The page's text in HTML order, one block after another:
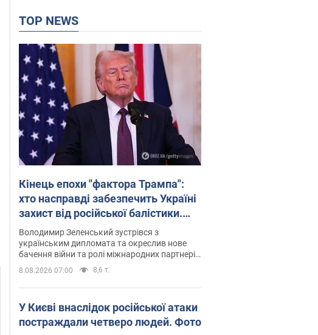
TOP NEWS
Кінець епохи "фактора Трампа":
хто насправді забезпечить Україні
захист від російської балістики.
Інтерв’ю з Безсмертним
Володимир Зеленський зустрівся з
українським дипломата та окреслив нове
бачення війни та ролі міжнародних партнерів
у боротьбі з Росією
8.08.2026 07:00 8,6 т.
У Києві внаслідок російської атаки
постраждали четверо людей. Фото